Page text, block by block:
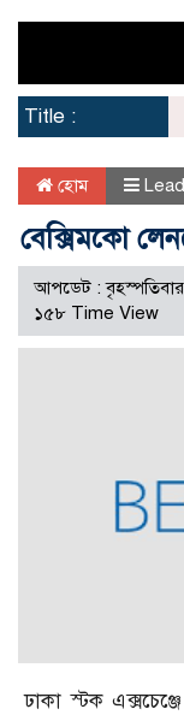
Title :
হোম
বেক্সিমকো
আপডেট :
১৫৮ Time View
ঢাকা স্টক